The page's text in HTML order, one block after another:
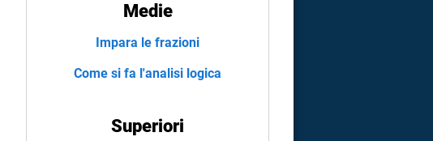
Medie
Impara le frazioni
Come si fa l'analisi logica
Superiori